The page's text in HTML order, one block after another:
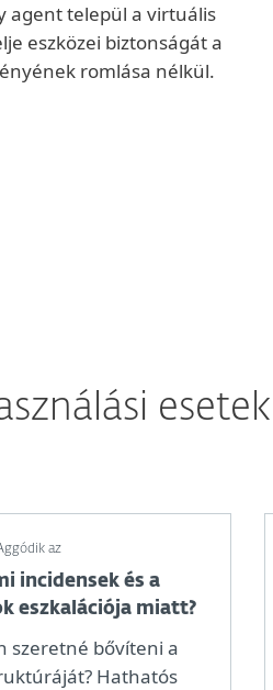
agent települ a virtuális
eszközei biztonságát a
romlása nélkül.
esetek
az
incidensek és a
eszkalációja miatt?
szeretné bővíteni a
Hathatós